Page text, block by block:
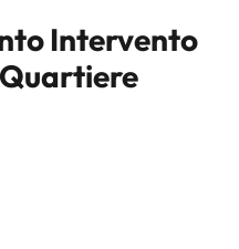
Intervento